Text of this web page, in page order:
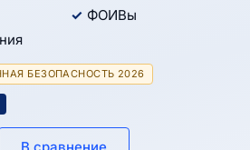
ФОИВы
БЕЗОПАСНОСТЬ 2026